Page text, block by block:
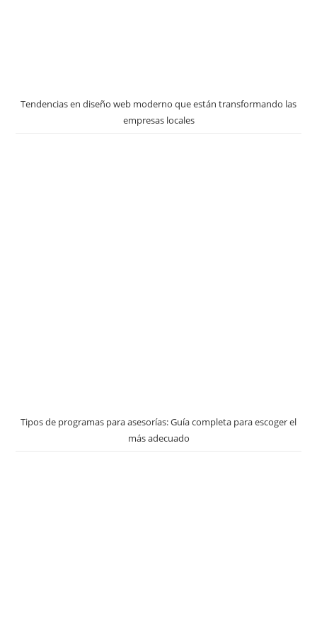
Tendencias en diseño web moderno que están transformando las
empresas locales
Tipos de programas para asesorías: Guía completa para escoger el
más adecuado